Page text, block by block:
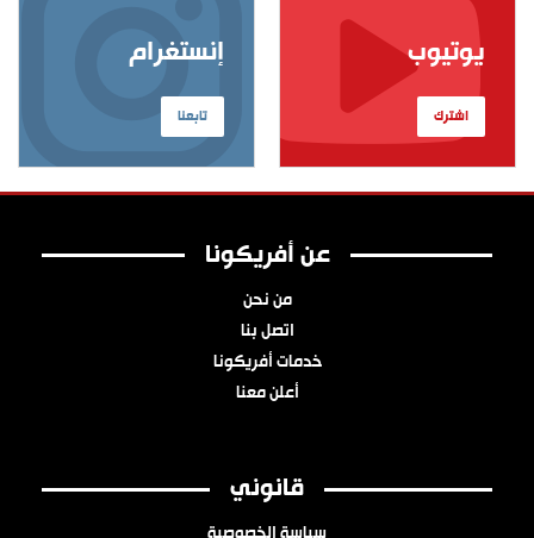
إنستغرام
تابعنا
يوتيوب
اشترك
عن أفريكونا
من نحن
اتصل بنا
خدمات أفريكونا
أعلن معنا
قانوني